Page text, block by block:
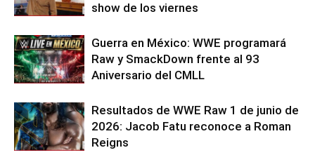
show de los viernes
Guerra en México: WWE programará
Raw y SmackDown frente al 93
Aniversario del CMLL
Resultados de WWE Raw 1 de junio de
2026: Jacob Fatu reconoce a Roman
Reigns